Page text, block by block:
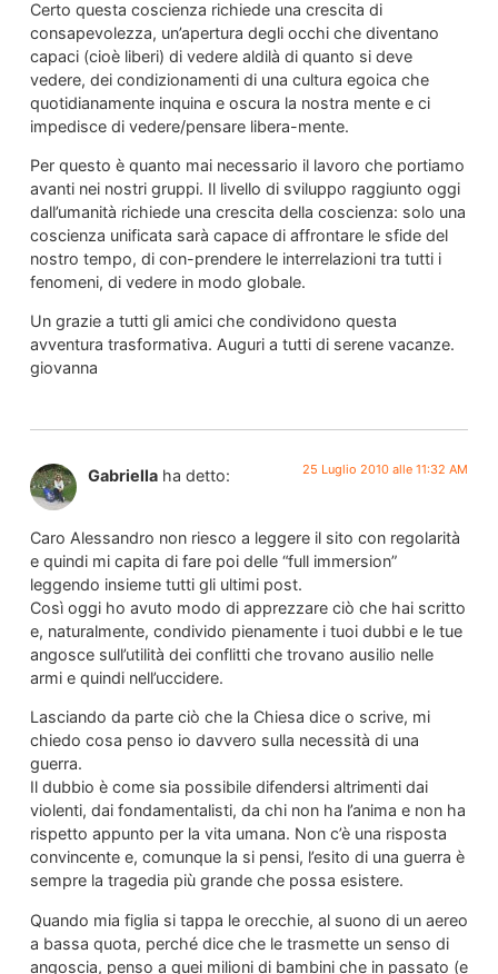
Certo questa coscienza richiede una crescita di
consapevolezza, un’apertura degli occhi che diventano
capaci (cioè liberi) di vedere aldilà di quanto si deve
vedere, dei condizionamenti di una cultura egoica che
quotidianamente inquina e oscura la nostra mente e ci
impedisce di vedere/pensare libera-mente.
Per questo è quanto mai necessario il lavoro che portiamo
avanti nei nostri gruppi. Il livello di sviluppo raggiunto oggi
dall’umanità richiede una crescita della coscienza: solo una
coscienza unificata sarà capace di affrontare le sfide del
nostro tempo, di con-prendere le interrelazioni tra tutti i
fenomeni, di vedere in modo globale.
Un grazie a tutti gli amici che condividono questa
avventura trasformativa. Auguri a tutti di serene vacanze.
giovanna
Gabriella ha detto: 25 Luglio 2010 alle 11:32 AM
Caro Alessandro non riesco a leggere il sito con regolarità
e quindi mi capita di fare poi delle “full immersion”
leggendo insieme tutti gli ultimi post.
Così oggi ho avuto modo di apprezzare ciò che hai scritto
e, naturalmente, condivido pienamente i tuoi dubbi e le tue
angosce sull’utilità dei conflitti che trovano ausilio nelle
armi e quindi nell’uccidere.
Lasciando da parte ciò che la Chiesa dice o scrive, mi
chiedo cosa penso io davvero sulla necessità di una
guerra.
Il dubbio è come sia possibile difendersi altrimenti dai
violenti, dai fondamentalisti, da chi non ha l’anima e non ha
rispetto appunto per la vita umana. Non c’è una risposta
convincente e, comunque la si pensi, l’esito di una guerra è
sempre la tragedia più grande che possa esistere.
Quando mia figlia si tappa le orecchie, al suono di un aereo
a bassa quota, perché dice che le trasmette un senso di
angoscia, penso a quei milioni di bambini che in passato (e